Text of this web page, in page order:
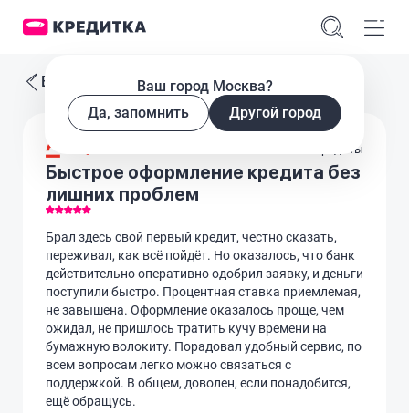
Ваш город Москва?
Да, запомнить
Другой город
Все отзывы
Быстрое оформление кредита без
лишних проблем
Кредиты
Брал здесь свой первый кредит, честно сказать,
переживал, как всё пойдёт. Но оказалось, что банк
действительно оперативно одобрил заявку, и деньги
поступили быстро. Процентная ставка приемлемая,
не завышена. Оформление оказалось проще, чем
ожидал, не пришлось тратить кучу времени на
бумажную волокиту. Порадовал удобный сервис, по
всем вопросам легко можно связаться с
поддержкой. В общем, доволен, если понадобится,
ещё обращусь.